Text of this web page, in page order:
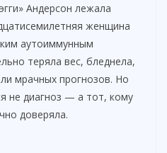
Андерсон лежала
женщина
аутоиммунным
теряла вес, бледнела,
мрачных прогнозов. Но
не диагноз — а тот, кому
доверяла.